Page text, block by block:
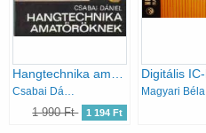
Hangtechnika amatőröknek
Csabai Dániel
1 990 Ft 1 194 Ft
Magyari Béla